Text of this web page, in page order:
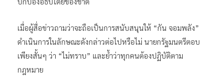
เมื่อผู้สื่อข่าวถามว่าจะถือเป็นการสนับสนุนให้ “กัน จอมพลัง”
ดำเนินการในลักษณะดังกล่าวต่อไปหรือไม่ นายกรัฐมนตรีตอบ
เพียงสั้นๆ ว่า “ไม่ทราบ” และย้ำว่าทุกคนต้องปฏิบัติตาม
กฎหมาย